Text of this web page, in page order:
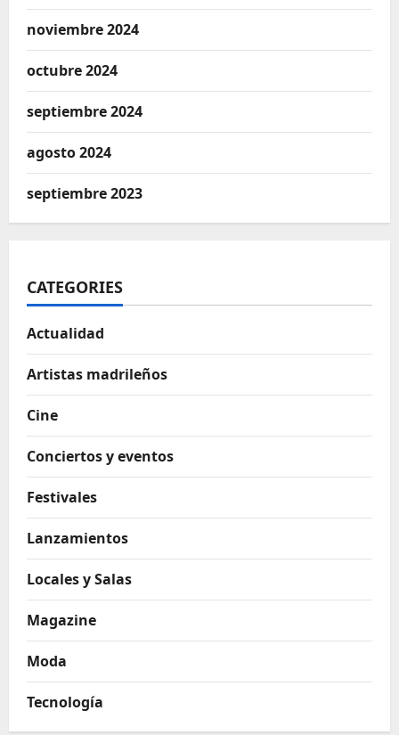
noviembre 2024
octubre 2024
septiembre 2024
agosto 2024
septiembre 2023
CATEGORIES
Actualidad
Artistas madrileños
Cine
Conciertos y eventos
Festivales
Lanzamientos
Locales y Salas
Magazine
Moda
Tecnología